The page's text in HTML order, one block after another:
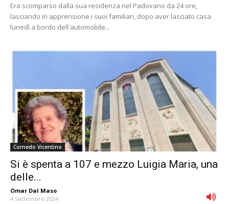
Era scomparso dalla sua residenza nel Padovano da 24 ore,
lasciando in apprensione i suoi familiari, dopo aver lasciato casa
lunedì a bordo dell'automobile...
Cornedo Vicentino
Si è spenta a 107 e mezzo Luigia Maria, una
delle...
Omar Dal Maso -
4 Settembre 2024